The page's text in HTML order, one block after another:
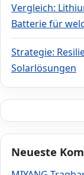
Vergleich:
Batterie für
Strategie:
Solarlösungen
Neueste